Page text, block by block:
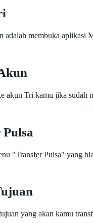
adalah membuka aplikasi
akun Tri kamu jika
"Transfer Pulsa" yang
yang akan kamu